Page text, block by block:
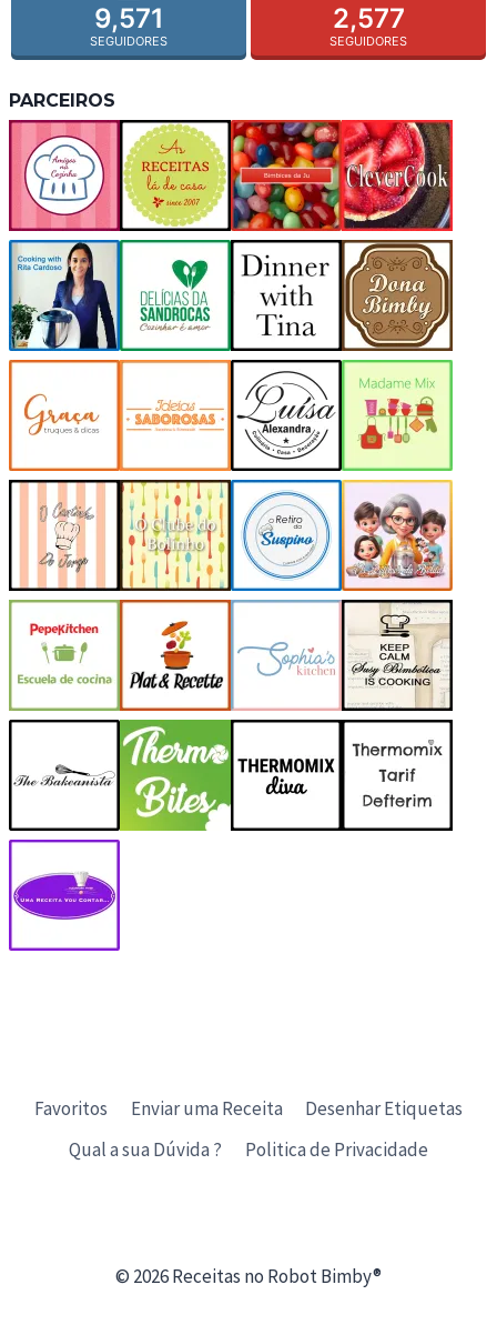
9,571
SEGUIDORES
2,577
SEGUIDORES
PARCEIROS
Favoritos Enviar uma Receita
Desenhar Etiquetas
Qual a sua Dúvida ?
Politica de Privacidade
© 2026 Receitas no Robot Bimby®